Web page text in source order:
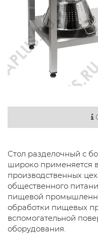
Стол разделочный с
широко применяется
производственных
общественного
пищевой
обработки пищевых
вспомогательной
оборудования.